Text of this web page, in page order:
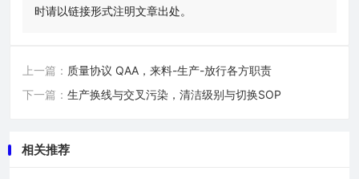
时请以链接形式注明文章出处。
上一篇： 质量协议 QAA，来料-生产-放行各方职责
下一篇： 生产换线与交叉污染，清洁级别与切换SOP
相关推荐